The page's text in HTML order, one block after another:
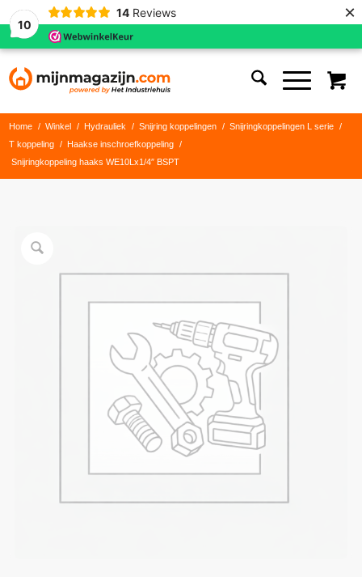
10
14 Reviews ×
Home / Winkel / Hydrauliek / Snijring koppelingen / Snijringkoppelingen L serie
/
T koppeling
/ Haakse inschroefkoppeling
/
Snijringkoppeling haaks WE10Lx1/4″ BSPT